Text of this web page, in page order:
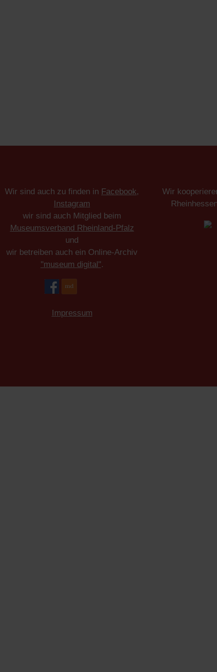
Wir sind auch zu finden in Facebook,
Instagram
wir sind auch Mitglied beim
Museumsverband Rheinland-Pfalz
und
wir betreiben auch ein Online-Archiv
"museum digital".
Impressum
Wir